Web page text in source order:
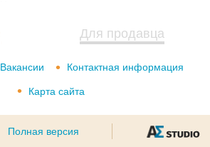
Для продавца
Вакансии Контактная информация
Карта сайта
Полная версия